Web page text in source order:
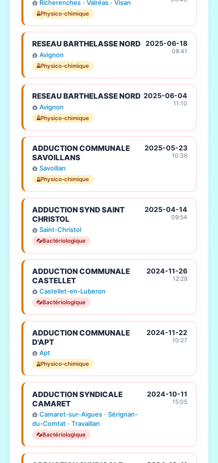
Richerenches· Valréas· Visan
Physico-chimique
RESEAU BARTHELASSE NORD
Avignon
Physico-chimique
2025-06-18
08:41
RESEAU BARTHELASSE NORD
Avignon
Physico-chimique
2025-06-04
11:10
ADDUCTION COMMUNALE
SAVOILLANS
Savoillan
Physico-chimique
2025-05-23
10:36
ADDUCTION SYND SAINT
CHRISTOL
Saint-Christol
Bactériologique
2025-04-14
09:54
ADDUCTION COMMUNALE
CASTELLET
Castellet-en-Luberon
Bactériologique
2024-11-26
12:29
ADDUCTION COMMUNALE
D'APT
Apt
Physico-chimique
2024-11-22
10:27
ADDUCTION SYNDICALE
CAMARET
Camaret-sur-Aigues· Sérignan-
du-Comtat· Travaillan
Bactériologique
2024-10-11
15:05